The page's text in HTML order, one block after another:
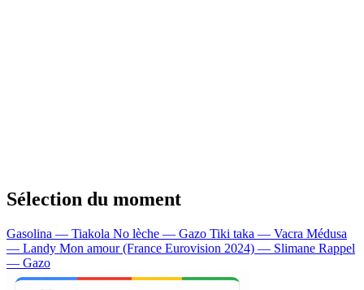
Sélection du moment
Gasolina — Tiakola No lèche — Gazo Tiki taka — Vacra Médusa
— Landy Mon amour (France Eurovision 2024) — Slimane Rappel
— Gazo